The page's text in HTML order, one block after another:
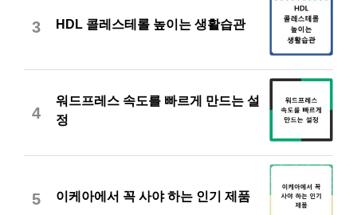
3 HDL 콜레스테롤 높이는 생활습관
4
워드프레스 속도를 빠르게 만드는 설
정
5 이케아에서 꼭 사야 하는 인기 제품